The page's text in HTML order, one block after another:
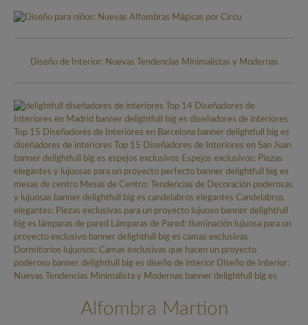
Diseño de Interior: Nuevas Tendencias Minimalistas y Modernas
Alfombra Martion